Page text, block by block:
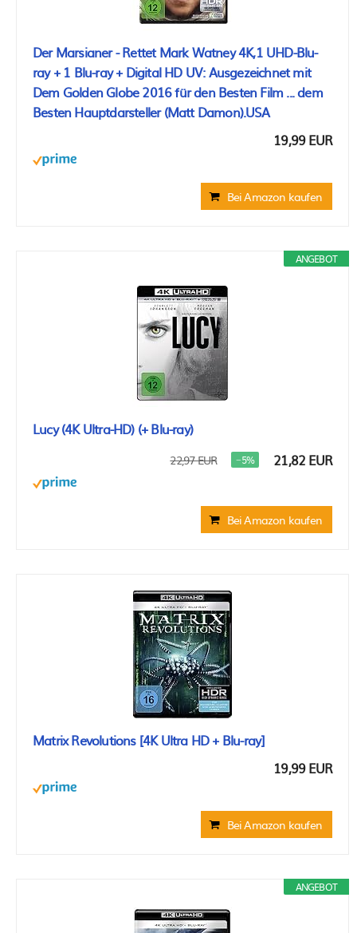
Der Marsianer - Rettet Mark Watney 4K,1 UHD-Blu-
ray + 1 Blu-ray + Digital HD UV: Ausgezeichnet mit
Dem Golden Globe 2016 für den Besten Film ... dem
Besten Hauptdarsteller (Matt Damon).USA
19,99 EUR
Bei Amazon kaufen
ANGEBOT
Lucy (4K Ultra-HD) (+ Blu-ray)
22,97 EUR −5% 21,82 EUR
Bei Amazon kaufen
Matrix Revolutions [4K Ultra HD + Blu-ray]
19,99 EUR
Bei Amazon kaufen
ANGEBOT